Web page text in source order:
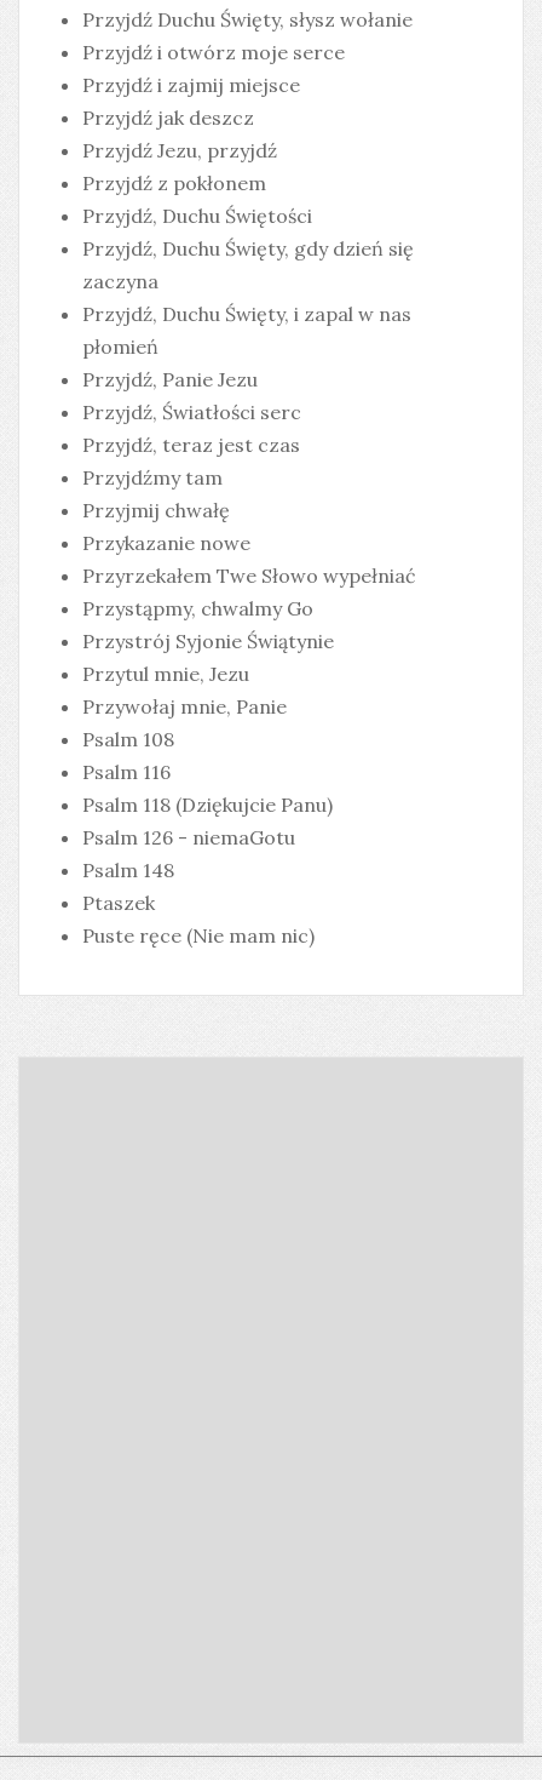
Przyjdź Duchu Święty, słysz wołanie
Przyjdź i otwórz moje serce
Przyjdź i zajmij miejsce
Przyjdź jak deszcz
Przyjdź Jezu, przyjdź
Przyjdź z pokłonem
Przyjdź, Duchu Świętości
Przyjdź, Duchu Święty, gdy dzień się
zaczyna
Przyjdź, Duchu Święty, i zapal w nas
płomień
Przyjdź, Panie Jezu
Przyjdź, Światłości serc
Przyjdź, teraz jest czas
Przyjdźmy tam
Przyjmij chwałę
Przykazanie nowe
Przyrzekałem Twe Słowo wypełniać
Przystąpmy, chwalmy Go
Przystrój Syjonie Świątynie
Przytul mnie, Jezu
Przywołaj mnie, Panie
Psalm 108
Psalm 116
Psalm 118 (Dziękujcie Panu)
Psalm 126 - niemaGotu
Psalm 148
Ptaszek
Puste ręce (Nie mam nic)